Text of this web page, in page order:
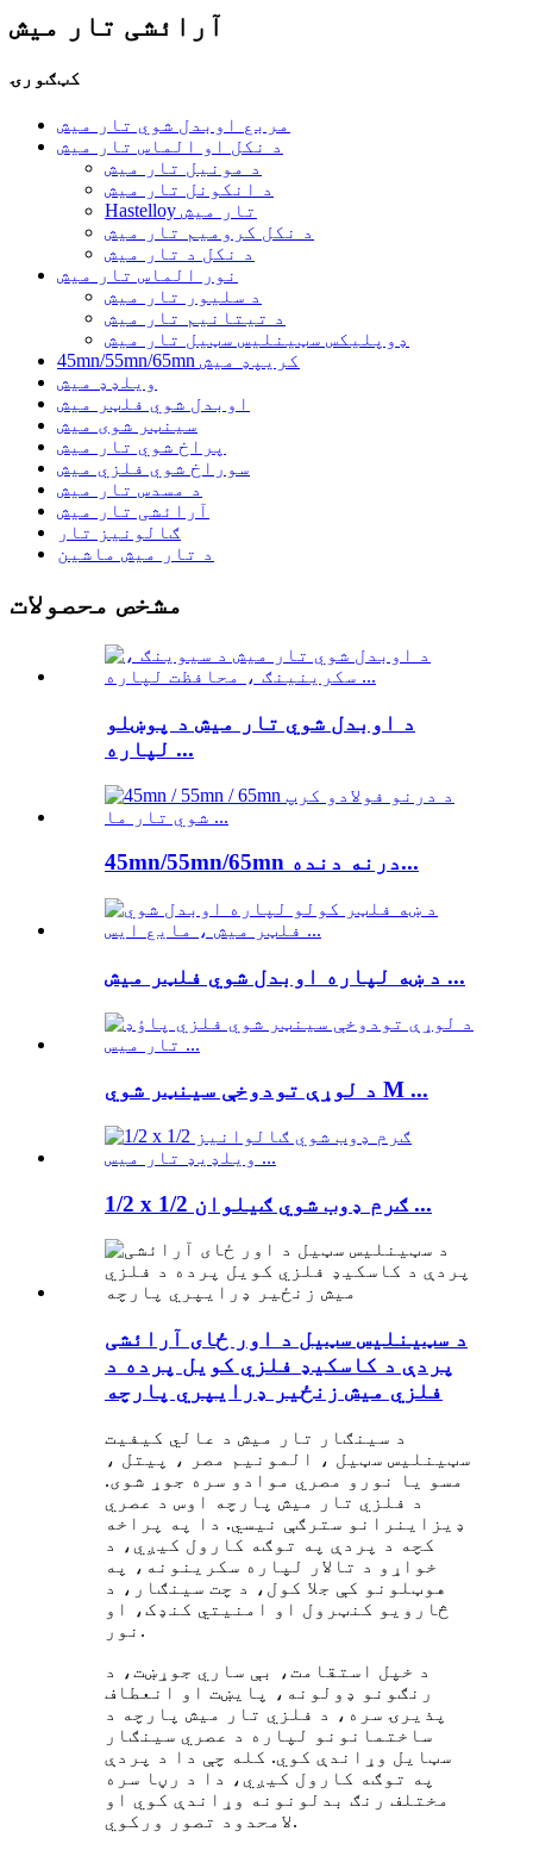
آرائشی تار میش
کټګورۍ
مربع اوبدل شوي تار میش
د نکل او الماس تار میش
د مونیل تار میش
د انکونل تار میش
Hastelloy تار میش
د نکل کرومیم تار میش
د نکل د تار میش
نور الماس تار میش
د سلیور تار میش
د تیتانیم تار میش
ډوپلیکس سټینلیس سټیل تار میش
45mn/55mn/65mn کریپډ میش
ویلډډ میش
اوبدل شوي فلټر میش
سینټر شوی میش
پراخ شوي تار میش
سوراخ شوي فلزي میش
د مسدس تار میش
آرائشی تار میش
ګالونیز تار
د تار میش ماشین
مشخص محصولات
د اوبدل شوي تار میش د پوښلو
لپاره ...
45mn/55mn/65mn درنه دنده...
د ښه لپاره اوبدل شوي فلټر میش ...
د لوړې تودوخې سینټر شوي M ...
1/2 x 1/2 ګرم ډوب شوي ګیلوان ...
د سټینلیس سټیل د اور ځای آرائشی
پردې د کاسکیډ فلزي کویل پرده د
فلزي میش زنځیر ډرایپري پارچه
د سینګار تار میش د عالي کیفیت
سټینلیس سټیل ، المونیم مصر ، پیتل ،
مسو یا نورو مصري موادو سره جوړ شوی.
د فلزي تار میش پارچه اوس د عصري
ډیزاینرانو سترګې نیسي. دا په پراخه
کچه د پردې په توګه کارول کیږي، د
خواړو د تالار لپاره سکرینونه، په
هوټلونو کې جلا کول، د چت سینګار، د
څارویو کنټرول او امنیتي کنډک، او
نور.
د خپل استقامت، بې ساري جوړښت، د
رنګونو ډولونه، پایښت او انعطاف
پذیرۍ سره، د فلزي تار میش پارچه د
ساختمانونو لپاره د عصري سینګار
سټایل وړاندې کوي. کله چې دا د پردې
په توګه کارول کیږي، دا د رڼا سره
مختلف رنګ بدلونونه وړاندې کوي او
لامحدود تصور ورکوي.